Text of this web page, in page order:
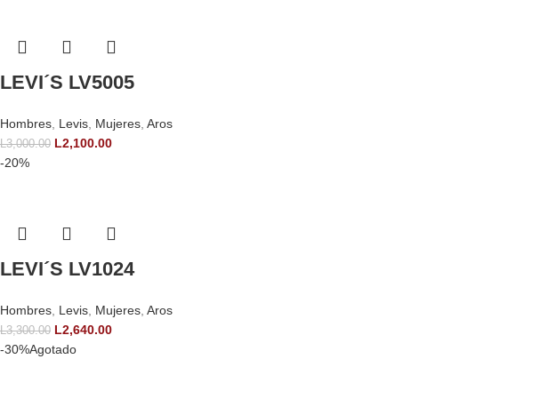
LEVI´S LV5005
Hombres Levis Mujeres Aros
L3,000.00 L2,100.00
-20%
LEVI´S LV1024
Hombres Levis Mujeres Aros
L3,300.00 L2,640.00
-30%Agotado